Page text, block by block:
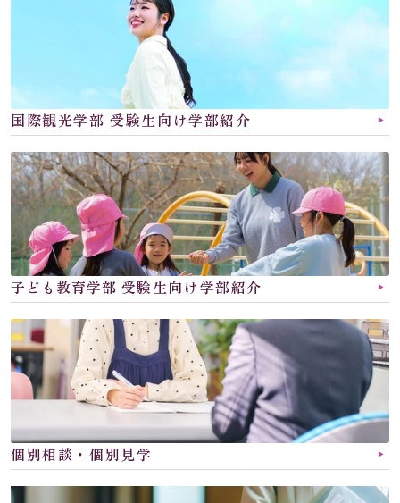
国際観光学部 受験生向け学部紹介 ▶︎
子ども教育学部 受験生向け学部紹介 ▶︎
個別相談・個別見学 ▶︎